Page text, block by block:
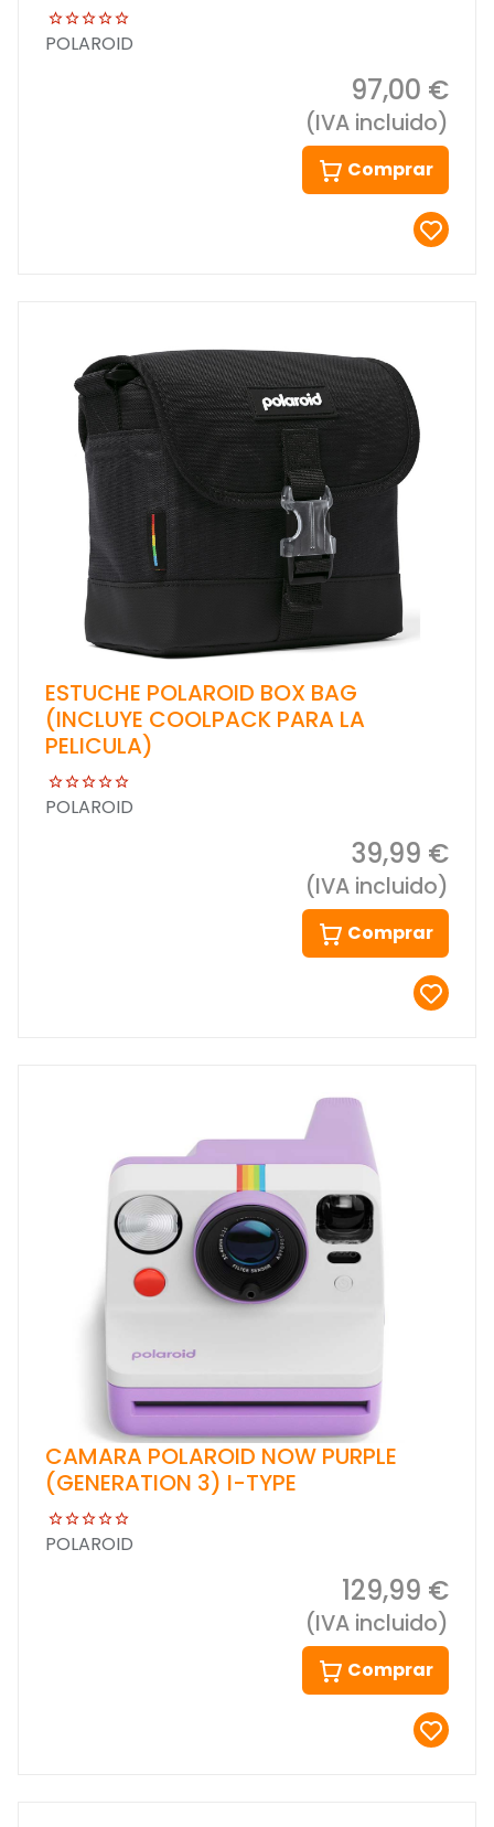
POLAROID
97,00 €
(IVA incluido)
Comprar
ESTUCHE POLAROID BOX BAG
(INCLUYE COOLPACK PARA LA
PELICULA)
POLAROID
39,99 €
(IVA incluido)
Comprar
CAMARA POLAROID NOW PURPLE
(GENERATION 3) I-TYPE
POLAROID
129,99 €
(IVA incluido)
Comprar